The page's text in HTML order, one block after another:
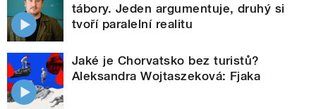
tábory. Jeden argumentuje, druhý si
tvoří paralelní realitu
Jaké je Chorvatsko bez turistů?
Aleksandra Wojtaszeková: Fjaka